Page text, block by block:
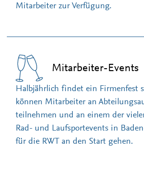
Mitarbeiter zur Verfügung.
Mitarbeiter-Events
Halbjährlich findet ein Firmenfest
können Mitarbeiter an
teilnehmen und an einem der
Rad- und Laufsportevents in
für die RWT an den Start gehen.